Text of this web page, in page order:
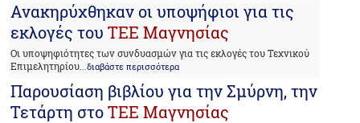
Ανακηρύχθηκαν οι υποψήφιοι για τις
εκλογές τουΤΕΕ Μαγνησίας
Οι υποψηφιότητες των συνδυασμών για τις εκλογές του Τεχνικού
Επιμελητηρίου...διαβάστε περισσότερα
Παρουσίαση βιβλίου για την Σμύρνη, την
Τετάρτη στοΤΕΕ Μαγνησίας